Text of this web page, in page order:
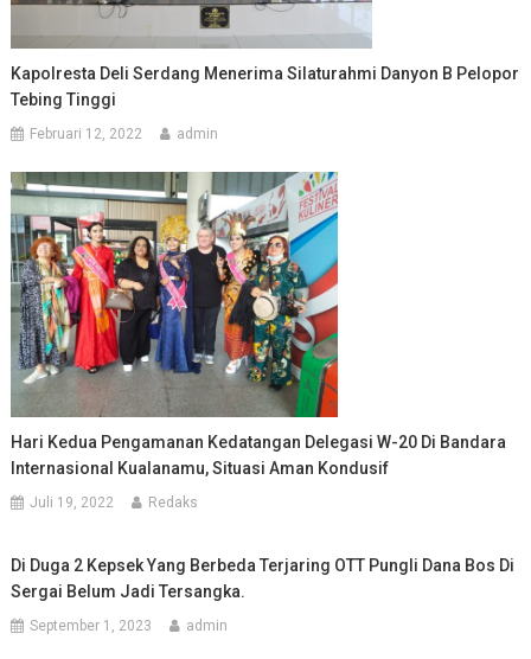
Kapolresta Deli Serdang Menerima Silaturahmi Danyon B Pelopor
Tebing Tinggi
Februari 12, 2022 admin
Hari Kedua Pengamanan Kedatangan Delegasi W-20 Di Bandara
Internasional Kualanamu, Situasi Aman Kondusif
Juli 19, 2022 Redaks
Di Duga 2 Kepsek Yang Berbeda Terjaring OTT Pungli Dana Bos Di
Sergai Belum Jadi Tersangka.
September 1, 2023 admin